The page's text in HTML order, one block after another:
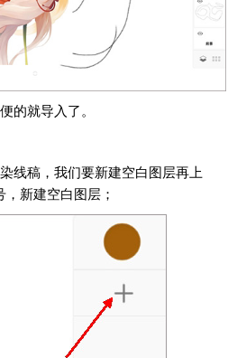
的就导入了。
线稿，我们要新建空白图层再上
新建空白图层；